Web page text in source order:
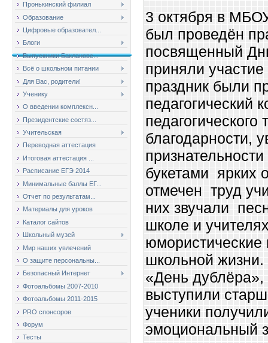
Пронькинский филиал
Образование
Цифровые образовател...
Блоги
Выпускники Баклановс...
Всё о школьном питании
Для Вас, родители!
Ученику
О введении комплексн...
Президентские состяз...
Учительская
Переводная аттестация
Итоговая аттестация ...
Расписание ЕГЭ 2014
Минимальные баллы ЕГ...
Отчет по результатам...
Материалы для уроков
Каталог сайтов
Школьный музей
Мир наших увлечений
О защите персональны...
Безопасный Интернет
Фотоальбомы 2007-2010
Фотоальбомы 2011-2015
PRO спонсоров
Форум
Тесты
3 октября в
был проведён
посвященный
приняли
праздник были
педагогический
благодарности,
букетами ярких
отмечен труд
них звучали
школе и
юмористические
школьной
«День дублёра»,
выступили
ученики
эмоциональный